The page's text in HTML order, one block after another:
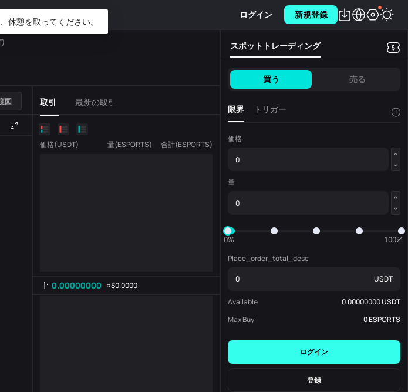
ログイン 新規登録
図 取引 最新の取引
価格(USDT) 量(ESPORTS) 合計(ESPORTS)
0.00000000 ≈$0.0000
スポットトレーディング
買う 売る
限界 トリガー !
価格
量
0%
100%
Place_order_total_desc
USDT
Available 0.00000000USDT
Max Buy
0ESPORTS
ログイン
登録
休憩を取ってください。